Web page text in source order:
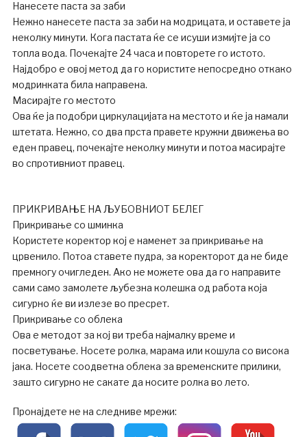
Нанесете паста за заби
Нежно нанесете паста за заби на модрицата, и оставете ја
неколку минути. Кога пастата ќе се исуши измијте ја со
топла вода. Почекајте 24 часа и повторете го истото.
Најдобро е овој метод да го користите непосредно откако
модринката била направена.
Масирајте го местото
Ова ќе ја подобри циркулацијата на местото и ќе ја намали
штетата. Нежно, со два прста правете кружни движења во
еден правец, почекајте неколку минути и потоа масирајте
во спротивниот правец.
ПРИКРИВАЊЕ НА ЉУБОВНИОТ БЕЛЕГ
Прикривање со шминка
Користете коректор кој е наменет за прикривање на
црвенило. Потоа ставете пудра, за коректорот да не биде
премногу очигледен. Ако не можете ова да го направите
сами само замолете љубезна колешка од работа која
сигурно ќе ви излезе во пресрет.
Прикривање со облека
Ова е методот за кој ви треба најмалку време и
посветување. Носете ролка, марама или кошула со висока
јака. Носете соодветна облека за временските прилики,
зашто сигурно не сакате да носите ролка во лето.
Пронајдете не на следниве мрежи: